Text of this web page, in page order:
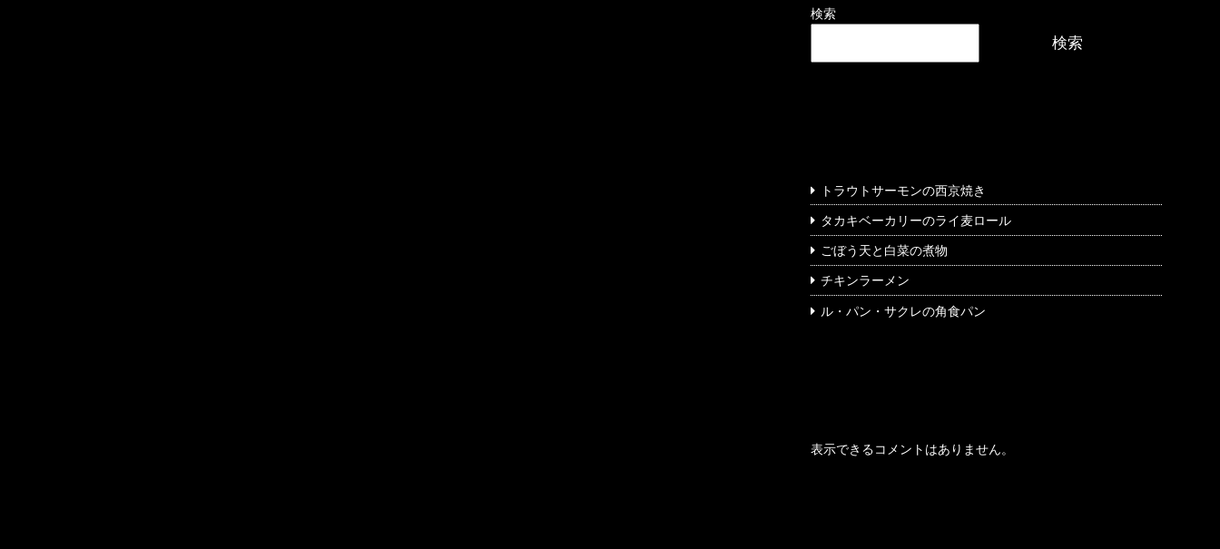
検索
検索
トラウトサーモンの西京焼き
タカキベーカリーのライ麦ロール
ごぼう天と白菜の煮物
チキンラーメン
ル・パン・サクレの角食パン
表示できるコメントはありません。